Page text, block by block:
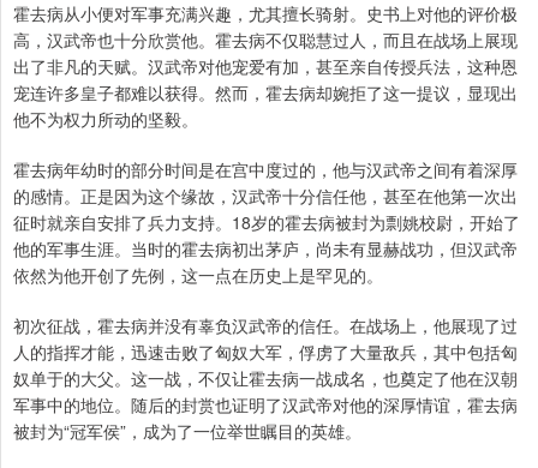
霍去病从小便对军事充满兴趣，尤其擅长骑射。史书上对他的评价极
高，汉武帝也十分欣赏他。霍去病不仅聪慧过人，而且在战场上展现
出了非凡的天赋。汉武帝对他宠爱有加，甚至亲自传授兵法，这种恩
宠连许多皇子都难以获得。然而，霍去病却婉拒了这一提议，显现出
他不为权力所动的坚毅。
霍去病年幼时的部分时间是在宫中度过的，他与汉武帝之间有着深厚
的感情。正是因为这个缘故，汉武帝十分信任他，甚至在他第一次出
征时就亲自安排了兵力支持。18岁的霍去病被封为剽姚校尉，开始了
他的军事生涯。当时的霍去病初出茅庐，尚未有显赫战功，但汉武帝
依然为他开创了先例，这一点在历史上是罕见的。
初次征战，霍去病并没有辜负汉武帝的信任。在战场上，他展现了过
人的指挥才能，迅速击败了匈奴大军，俘虏了大量敌兵，其中包括匈
奴单于的大父。这一战，不仅让霍去病一战成名，也奠定了他在汉朝
军事中的地位。随后的封赏也证明了汉武帝对他的深厚情谊，霍去病
被封为“冠军侯”，成为了一位举世瞩目的英雄。